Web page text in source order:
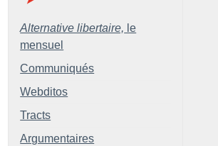
Alternative libertaire, le
mensuel
Communiqués
Webditos
Tracts
Argumentaires